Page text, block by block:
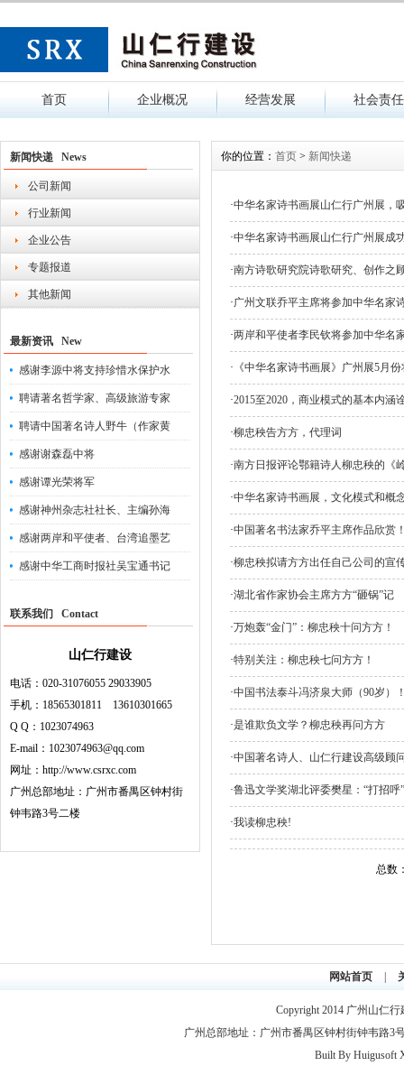
首页 企业概况 经营发展 社会责任
新闻快递 News
公司新闻
行业新闻
企业公告
专题报道
其他新闻
最新资讯 New
感谢李源中将支持珍惜水保护水
聘请著名哲学家、高级旅游专家
聘请中国著名诗人野牛（作家黄
感谢谢森磊中将
感谢谭光荣将军
感谢神州杂志社社长、主编孙海
感谢两岸和平使者、台湾追墨艺
感谢中华工商时报社吴宝通书记
联系我们 Contact
山仁行建设
电话：020-31076055 29033905
手机：18565301811 13610301665
Q Q：1023074963
E-mail：1023074963@qq.com
网址：http://www.csrxc.com
广州总部地址：广州市番禺区钟村街
钟韦路3号二楼
你的位置： 首页 > 新闻快递
·中华名家诗书画展山仁行广州展，
·中华名家诗书画展山仁行广州展成
·南方诗歌研究院诗歌研究、创作之
·广州文联乔平主席将参加中华名家
·两岸和平使者李民钦将参加中华名
· 《中华名家诗书画展》广州展5月
·2015至2020，商业模式的基本内涵
·柳忠秧告方方，代理词
·南方日报评论鄂籍诗人柳忠秧的《
·中华名家诗书画展，文化模式和概
·中国著名书法家乔平主席作品欣赏
·柳忠秧拟请方方出任自己公司的宣
·湖北省作家协会主席方方“砸锅”记
·万炮轰“金门”：柳忠秧十问方方！
·特别关注：柳忠秧七问方方！
·中国书法泰斗冯济泉大师（90岁）
·是谁欺负文学？柳忠秧再问方方
·中国著名诗人、山仁行建设高级顾
·鲁迅文学奖湖北评委樊星：“打招
·我读柳忠秧!
总数
网站首页
Copyright 2014 广州山仁
广州总部地址：广州市番禺区钟村街钟韦路3
Built By Huigusoft